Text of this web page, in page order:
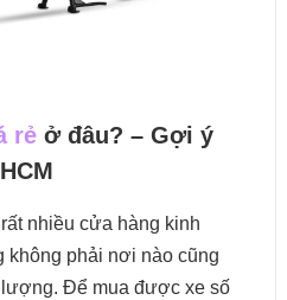
rẻở đâu? – Gợi ý
nhiều cửa hàng kinh
không phải nơi nào cũng
Để mua được xe số